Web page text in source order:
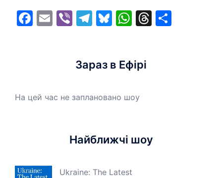
Facebook
EmailViberTelegram
Bluesky
WhatsApp
Threads
Зараз в Ефірі
На цей час не заплановано шоу
Найближчі шоу
Ukraine: The Latest